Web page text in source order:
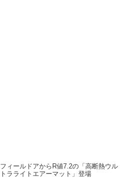
フィールドアからR値7.2の「高断熱ウル
トラライトエアーマット」登場